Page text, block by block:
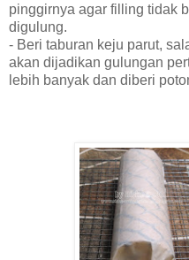
pinggirnya agar filling tidak
digulung.
- Beri taburan keju parut,
akan dijadikan gulungan
lebih banyak dan diberi